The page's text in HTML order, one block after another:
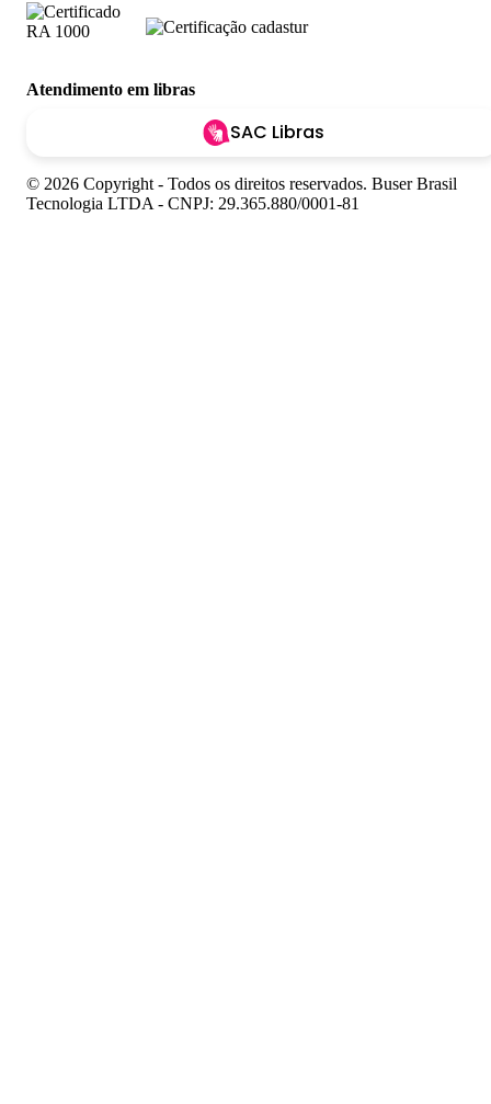
Atendimento em libras
SAC Libras
© 2026 Copyright - Todos os direitos reservados. Buser Brasil
Tecnologia LTDA - CNPJ: 29.365.880/0001-81